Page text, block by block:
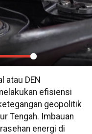
Settings
PIP
atau DEN
efisiensi
geopolitik
Tengah. Imbauan
energi di